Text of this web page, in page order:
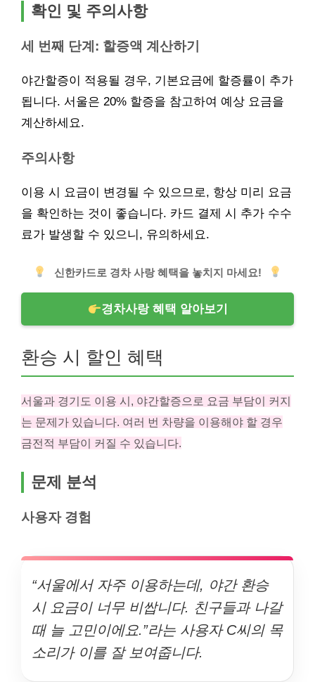
확인 및 주의사항
세 번째 단계: 할증액 계산하기
야간할증이 적용될 경우, 기본요금에 할증률이 추가
됩니다. 서울은 20% 할증을 참고하여 예상 요금을
계산하세요.
주의사항
이용 시 요금이 변경될 수 있으므로, 항상 미리 요금
을 확인하는 것이 좋습니다. 카드 결제 시 추가 수수
료가 발생할 수 있으니, 유의하세요.
신한카드로 경차 사랑 혜택을 놓치지 마세요!
경차사랑 혜택 알아보기
환승 시 할인 혜택
서울과 경기도 이용 시, 야간할증으로 요금 부담이 커지
는 문제가 있습니다. 여러 번 차량을 이용해야 할 경우
금전적 부담이 커질 수 있습니다.
문제 분석
사용자 경험
“서울에서 자주 이용하는데, 야간 환승
시 요금이 너무 비쌉니다. 친구들과 나갈
때 늘 고민이에요.”라는 사용자 C씨의 목
소리가 이를 잘 보여줍니다.